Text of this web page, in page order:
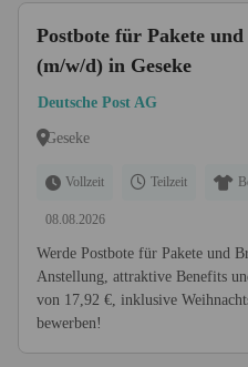
Postbote für Pakete
(m/w/d) in Geseke
Deutsche Post AG
Geseke
Vollzeit Teilzeit
08.08.2026
Werde Postbote für Pakete und
Anstellung, attraktive Benefits
von 17,92 €, inklusive
bewerben!